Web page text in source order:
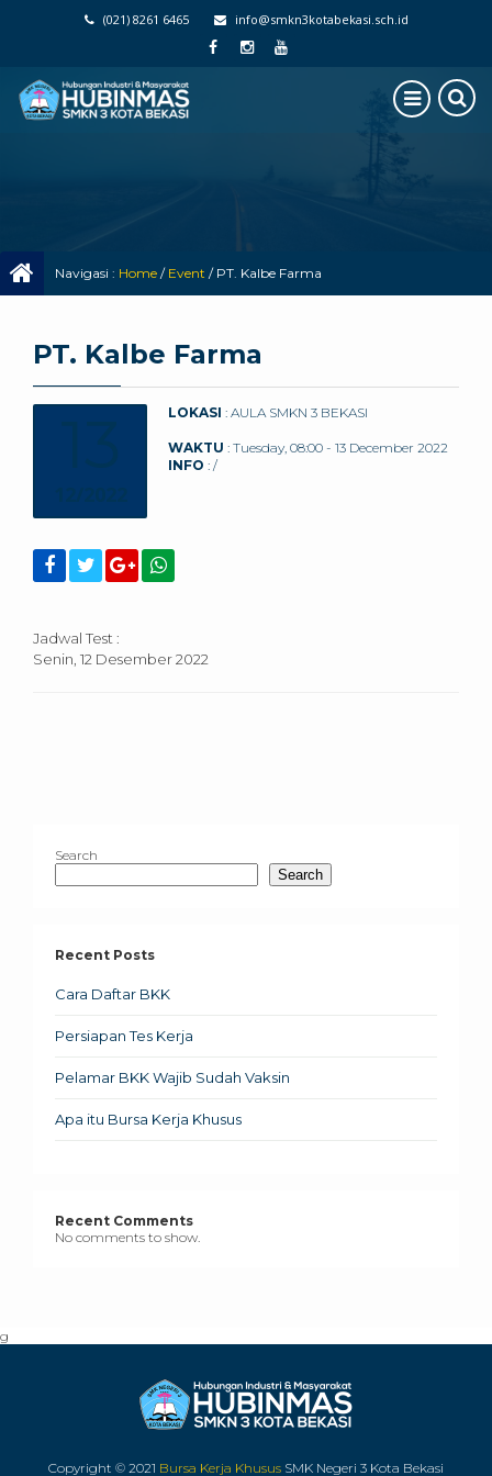
(021) 8261 6465 info@smkn3kotabekasi.sch.id
Navigasi : Home / Event / PT. Kalbe Farma
PT. Kalbe Farma
LOKASI : AULA SMKN 3 BEKASI
WAKTU : Tuesday, 08:00 - 13 December 2022
INFO : /
Jadwal Test :
Senin, 12 Desember 2022
Search
Search
Recent Posts
Cara Daftar BKK
Persiapan Tes Kerja
Pelamar BKK Wajib Sudah Vaksin
Apa itu Bursa Kerja Khusus
Recent Comments
No comments to show.
g
Copyright © 2021 Bursa Kerja Khusus SMK Negeri 3 Kota Bekasi